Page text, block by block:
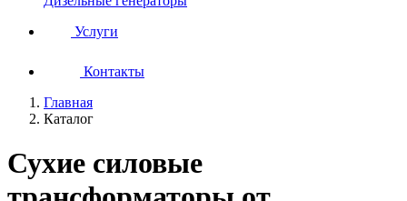
Услуги
Контакты
Главная
Каталог
Сухие силовые